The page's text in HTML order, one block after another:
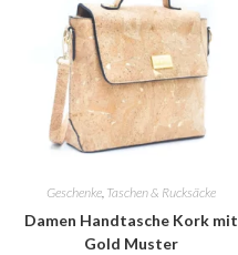
Geschenke, Taschen & Rucksäcke
Damen Handtasche Kork mit
Gold Muster